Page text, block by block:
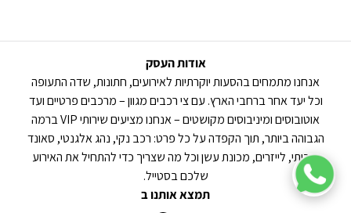
אודות העסק
אנחנו מתמחים בהסעות יוקרתיות לאירועים, חתונות, שדה התעופה
וכל יעד אחר ברחבי הארץ. עם צי רכבים מגוון – מרכבים פרטיים ועד
אוטובוסים ומיניבוסים מקושטים – אנחנו מציעים שירותי VIP ברמה
הגבוהה ביותר, תוך הקפדה על כל פרט: רכב נקי, נהג אלגנטי, סאונד
איכותי, לייזרים, מכונת עשן וכל מה שצריך כדי להתחיל את האירוע
שלכם בסטייל.
תמצא אותנו ב